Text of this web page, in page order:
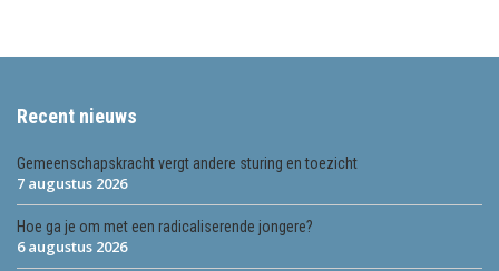
Recent nieuws
Gemeenschapskracht vergt andere sturing en toezicht
7 augustus 2026
Hoe ga je om met een radicaliserende jongere?
6 augustus 2026